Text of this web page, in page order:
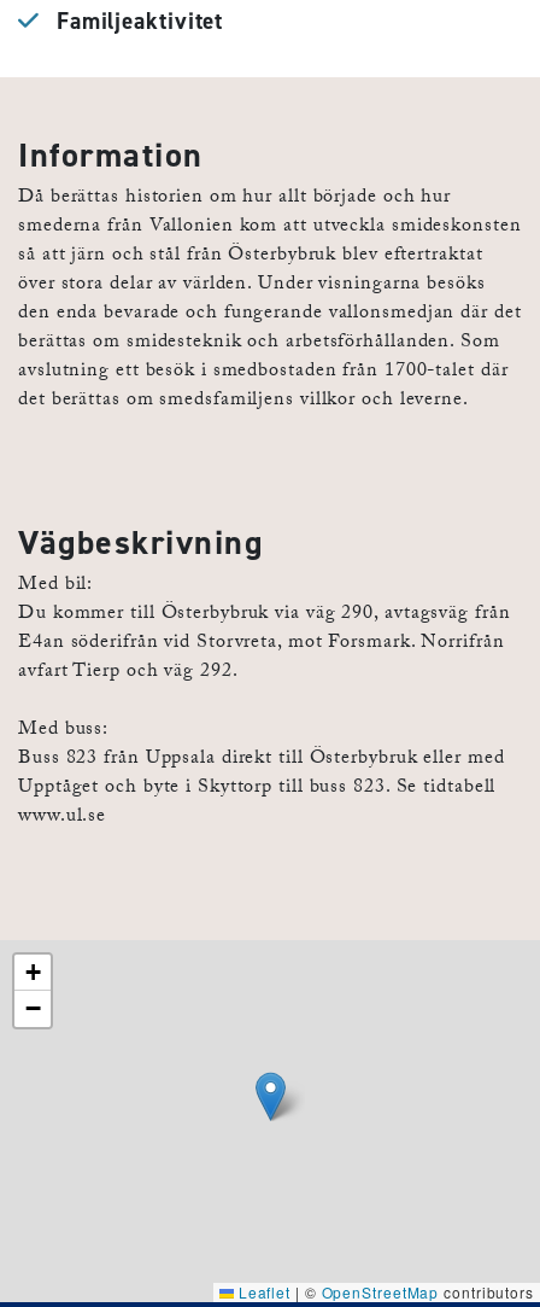
Familjeaktivitet
Information
Då berättas historien om hur allt började och hur
smederna från Vallonien kom att utveckla smideskonsten
så att järn och stål från Österbybruk blev eftertraktat
över stora delar av världen. Under visningarna besöks
den enda bevarade och fungerande vallonsmedjan där det
berättas om smidesteknik och arbetsförhållanden. Som
avslutning ett besök i smedbostaden från 1700-talet där
det berättas om smedsfamiljens villkor och leverne.
Vägbeskrivning
Med bil:
Du kommer till Österbybruk via väg 290, avtagsväg från
E4an söderifrån vid Storvreta, mot Forsmark. Norrifrån
avfart Tierp och väg 292.
Med buss:
Buss 823 från Uppsala direkt till Österbybruk eller med
Upptåget och byte i Skyttorp till buss 823. Se tidtabell
www.ul.se
+
−
Leaflet | © OpenStreetMap contributors